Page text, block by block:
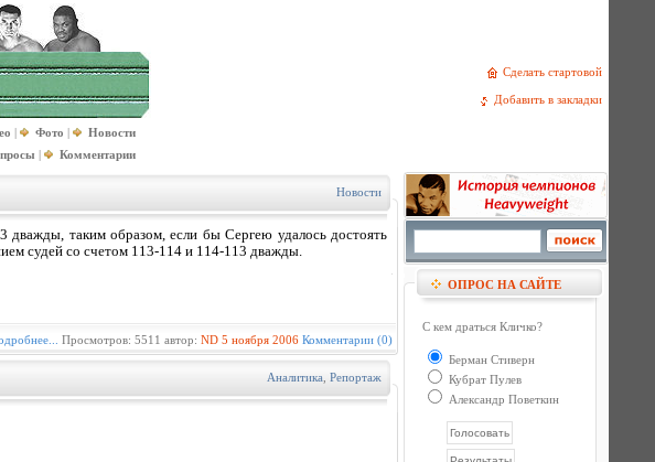
Сделать стартовой
Добавить в закладки
| Фото |
Новости
| Комментарии
Новости
таким образом, если бы Сергею удалось достоять
судей со счетом 113-114 и 114-113 дважды.
Просмотров: 5511 автор: ND 5 ноября 2006 Комментарии (0)
Аналитика Репортаж
ОПРОС НА САЙТЕ
С кем драться Кличко?
Берман Стиверн
Кубрат Пулев
Александр Поветкин